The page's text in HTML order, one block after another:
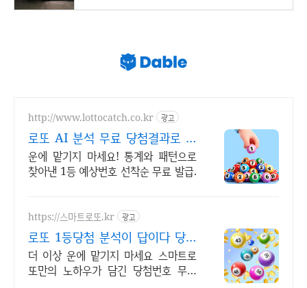
http://www.lottocatch.co.kr 광고
로또 AI 분석 무료 당첨결과로 입
증한 분석기술!
운에 맡기지 마세요! 통계와 패턴으로
찾아낸 1등 예상번호 선착순 무료 발급.
https://스마트로또.kr 광고
로또 1등당첨 분석이 답이다 당첨
결과로 입증한 분석기술!
더 이상 운에 맡기지 마세요 스마트로
또만의 노하우가 담긴 당첨번호 무료